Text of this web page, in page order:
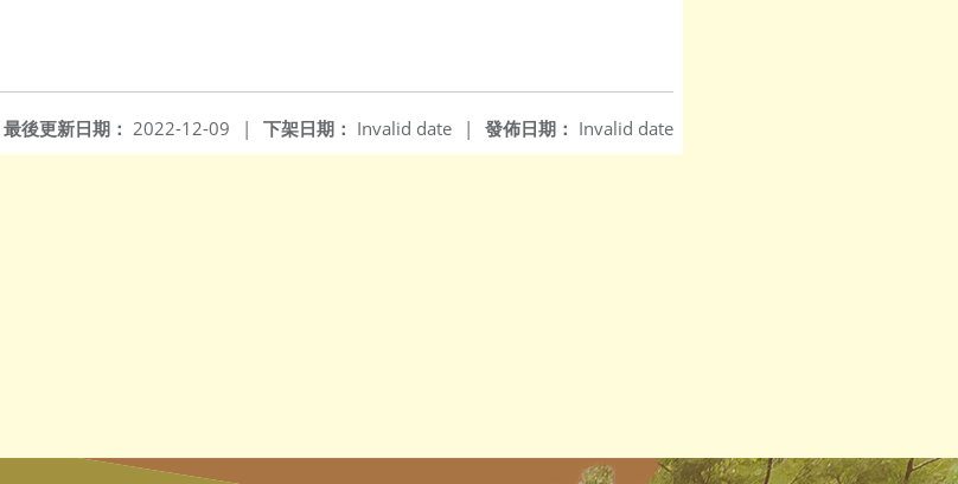
發佈日期： Invalid date
下架日期： Invalid date |
最後更新日期： 2022-12-09 |